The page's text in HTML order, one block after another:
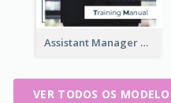
Assistant Manager Training Manual
VER TODOS OS